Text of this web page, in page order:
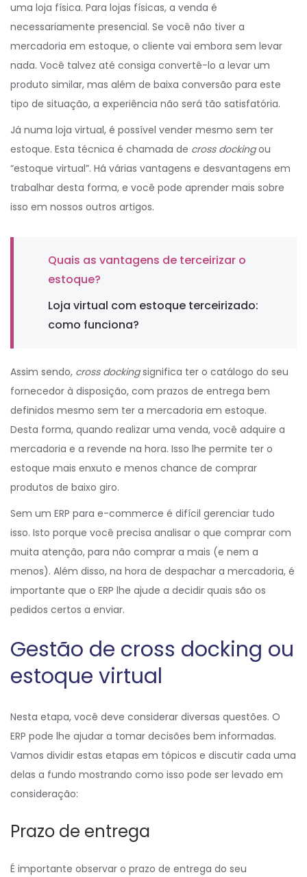
uma loja física. Para lojas físicas, a venda é
necessariamente presencial. Se você não tiver a
mercadoria em estoque, o cliente vai embora sem levar
nada. Você talvez até consiga convertê-lo a levar um
produto similar, mas além de baixa conversão para este
tipo de situação, a experiência não será tão satisfatória.
Já numa loja virtual, é possível vender mesmo sem ter
estoque. Esta técnica é chamada de cross dockingou
“estoque virtual”. Há várias vantagens e desvantagens em
trabalhar desta forma, e você pode aprender mais sobre
isso em nossos outros artigos.
Quais as vantagens de terceirizar o
estoque?
Loja virtual com estoque terceirizado:
como funciona?
Assim sendo, cross dockingsignifica ter o catálogo do seu
fornecedor à disposição, com prazos de entrega bem
definidos mesmo sem ter a mercadoria em estoque.
Desta forma, quando realizar uma venda, você adquire a
mercadoria e a revende na hora. Isso lhe permite ter o
estoque mais enxuto e menos chance de comprar
produtos de baixo giro.
Sem um ERP para e-commerce é difícil gerenciar tudo
isso. Isto porque você precisa analisar o que comprar com
muita atenção, para não comprar a mais (e nem a
menos). Além disso, na hora de despachar a mercadoria, é
importante que o ERP lhe ajude a decidir quais são os
pedidos certos a enviar.
Gestão de cross docking ou
estoque virtual
Nesta etapa, você deve considerar diversas questões. O
ERP pode lhe ajudar a tomar decisões bem informadas.
Vamos dividir estas etapas em tópicos e discutir cada uma
delas a fundo mostrando como isso pode ser levado em
consideração:
Prazo de entrega
É importante observar o prazo de entrega do seu